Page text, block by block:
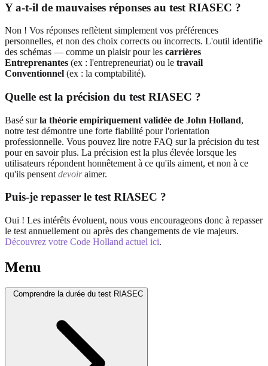
Y a-t-il de mauvaises réponses au test RIASEC ?
Non ! Vos réponses reflètent simplement vos préférences
personnelles, et non des choix corrects ou incorrects. L'outil identifie
des schémas — comme un plaisir pour les carrières
Entreprenantes (ex : l'entrepreneuriat) ou le travail
Conventionnel (ex : la comptabilité).
Quelle est la précision du test RIASEC ?
Basé surla théorie empiriquement validée de John Holland,
notre test démontre une forte fiabilité pour l'orientation
professionnelle. Vous pouvez lire notre FAQ sur la précision du test
pour en savoir plus. La précision est la plus élevée lorsque les
utilisateurs répondent honnêtement à ce qu'ils aiment, et non à ce
qu'ils pensent devoiraimer.
Puis-je repasser le test RIASEC ?
Oui ! Les intérêts évoluent, nous vous encourageons donc à repasser
le test annuellement ou après des changements de vie majeurs.
Découvrez votre Code Holland actuel ici.
Menu
Comprendre la durée du test RIASEC